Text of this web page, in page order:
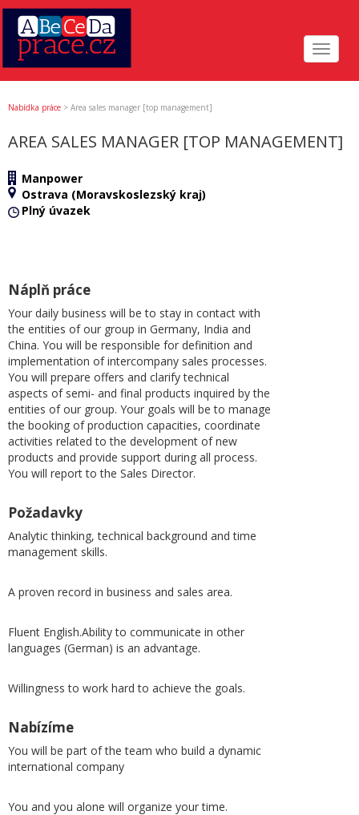
Toggle
Nabídka práce > Area sales manager [top management]
AREA SALES MANAGER [TOP MANAGEMENT]
Manpower
Ostrava (Moravskoslezský kraj)
Plný úvazek
Náplň práce
Your daily business will be to stay in contact with
the entities of our group in Germany, India and
China. You will be responsible for definition and
implementation of intercompany sales processes.
You will prepare offers and clarify technical
aspects of semi- and final products inquired by the
entities of our group. Your goals will be to manage
the booking of production capacities, coordinate
activities related to the development of new
products and provide support during all process.
You will report to the Sales Director.
Požadavky
Analytic thinking, technical background and time
management skills.
A proven record in business and sales area.
Fluent English.Ability to communicate in other
languages (German) is an advantage.
Willingness to work hard to achieve the goals.
Nabízíme
You will be part of the team who build a dynamic
international company
You and you alone will organize your time.